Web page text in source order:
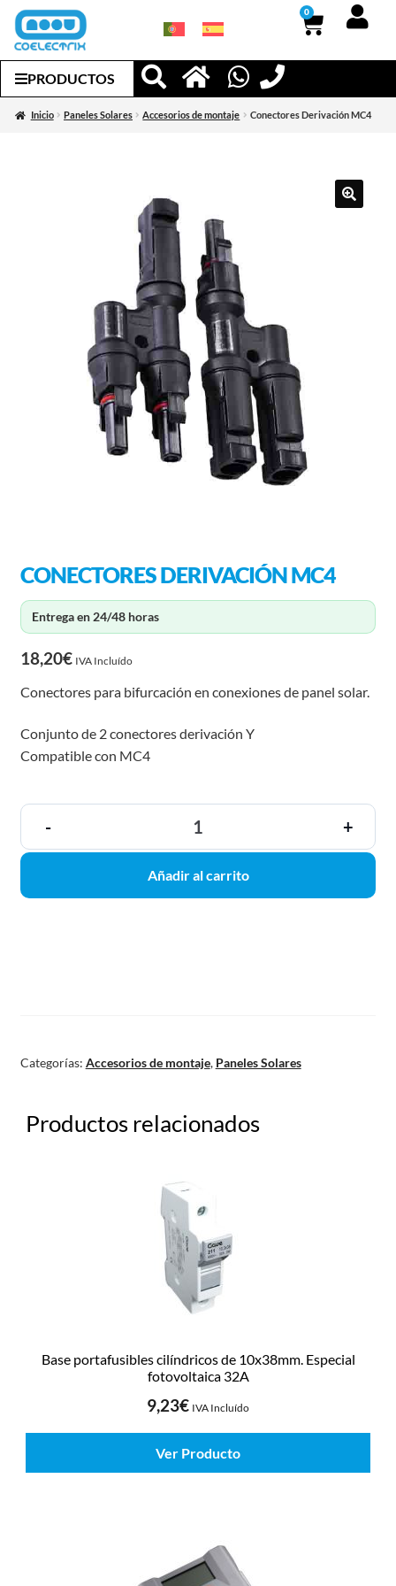
0
PRODUCTOS
Inicio Paneles Solares Accesorios de montaje Conectores Derivación MC4
CONECTORES DERIVACIÓN MC4
Entrega en 24/48 horas
18,20€ IVA Incluído
Conectores para bifurcación en conexiones de panel solar.
Conjunto de 2 conectores derivación Y
Compatible con MC4
- +
Añadir al carrito
Categorías: Accesorios de montaje, Paneles Solares
Productos relacionados
Base portafusibles cilíndricos de 10x38mm. Especial
fotovoltaica 32A
9,23€ IVA Incluído
Ver Producto